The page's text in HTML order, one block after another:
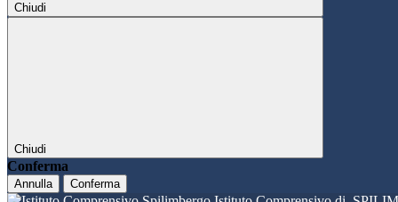
Chiudi
Chiudi
Conferma
Annulla Conferma